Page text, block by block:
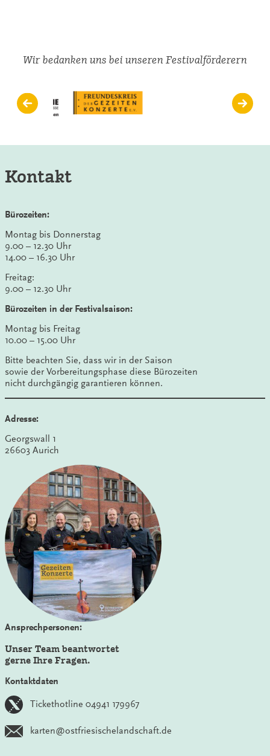
Wir bedanken uns bei unseren Festivalförderern
Kontakt
Bürozeiten:
Montag bis Donnerstag
9.00 – 12.30 Uhr
14.00 – 16.30 Uhr
Freitag:
9.00 – 12.30 Uhr
Bürozeiten in der Festivalsaison:
Montag bis Freitag
10.00 – 15.00 Uhr
Bitte beachten Sie, dass wir in der Saison
sowie der Vorbereitungsphase diese Bürozeiten
nicht durchgängig garantieren können.
Adresse:
Georgswall 1
26603 Aurich
Ansprechpersonen:
Unser Team beantwortet
gerne Ihre Fragen.
Kontaktdaten
Tickethotline 04941 179967
karten@ostfriesischelandschaft.de